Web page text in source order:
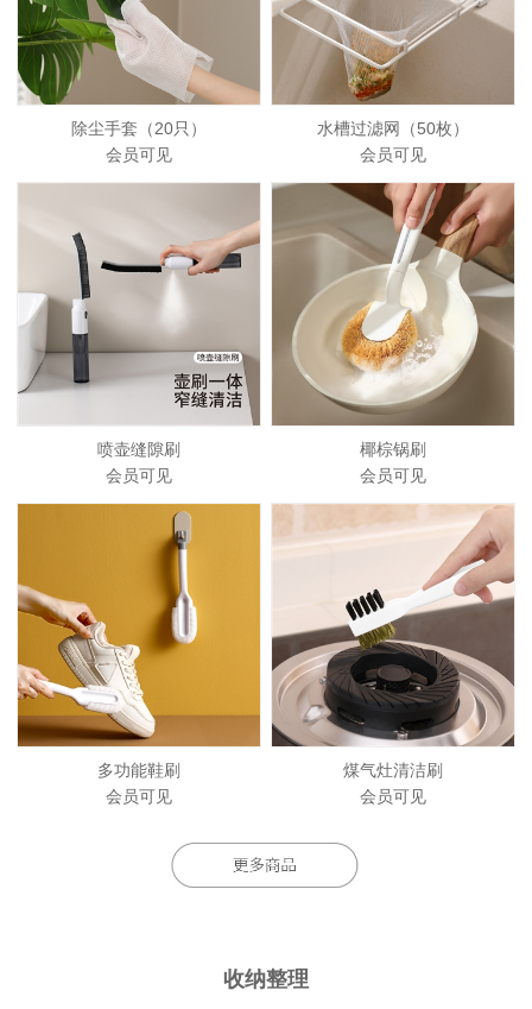
除尘手套（20只）
会员可见
水槽过滤网（50枚）
会员可见
喷壶缝隙刷
会员可见
椰棕锅刷
会员可见
多功能鞋刷
会员可见
煤气灶清洁刷
会员可见
收纳整理